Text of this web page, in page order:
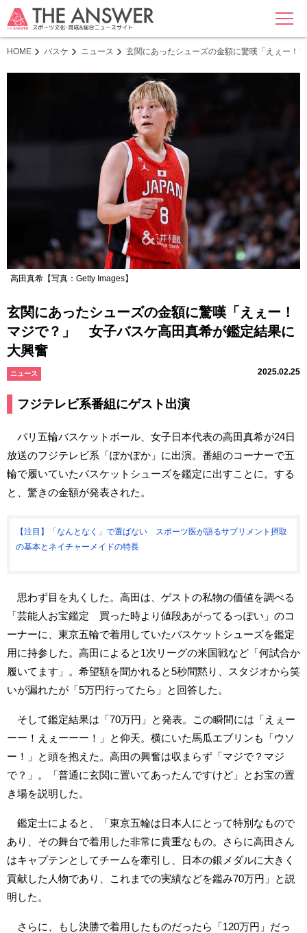
MENU
HOME バスケ ニュース 玄関にあったシューズの金額に驚嘆「えぇー
高田真希【写真：Getty Images】
玄関にあったシューズの金額に驚嘆「えぇー！
マジで？」 女子バスケ高田真希が鑑定結果に
大興奮
ニュース 2025.02.25
フジテレビ系番組にゲスト出演
パリ五輪バスケットボール、女子日本代表の高田真希が24日
放送のフジテレビ系「ぽかぽか」に出演。番組のコーナーで五
輪で履いていたバスケットシューズを鑑定に出すことに。する
と、驚きの金額が発表された。
【注目】「なんとなく」で選ばない スポーツ医が語るサプリメント摂取
の基本とネイチャーメイドの特長
思わず目を丸くした。高田は、ゲストの私物の価値を調べる
「芸能人お宝鑑定 買った時より値段あがってるっぽい」のコ
ーナーに、東京五輪で着用していたバスケットシューズを鑑定
用に持参した。高田によると1次リーグの米国戦など「何試合か
履いてます」。希望額を聞かれると5秒間黙り、スタジオから笑
いが漏れたが「5万円行ってたら」と回答した。
そして鑑定結果は「70万円」と発表。この瞬間には「えぇー
ーー！えぇーーー！」と仰天。横にいた馬瓜エブリンも「ウソ
ー！」と頭を抱えた。高田の興奮は収まらず「マジで？マジ
で？」。「普通に玄関に置いてあったんですけど」とお宝の置
き場を説明した。
鑑定士によると、「東京五輪は日本人にとって特別なもので
あり、その舞台で着用した非常に貴重なもの。さらに高田さん
はキャプテンとしてチームを牽引し、日本の銀メダルに大きく
貢献した人物であり、これまでの実績などを鑑み70万円」と説
明した。
さらに、もし決勝で着用したものだったら「120万円」だっ